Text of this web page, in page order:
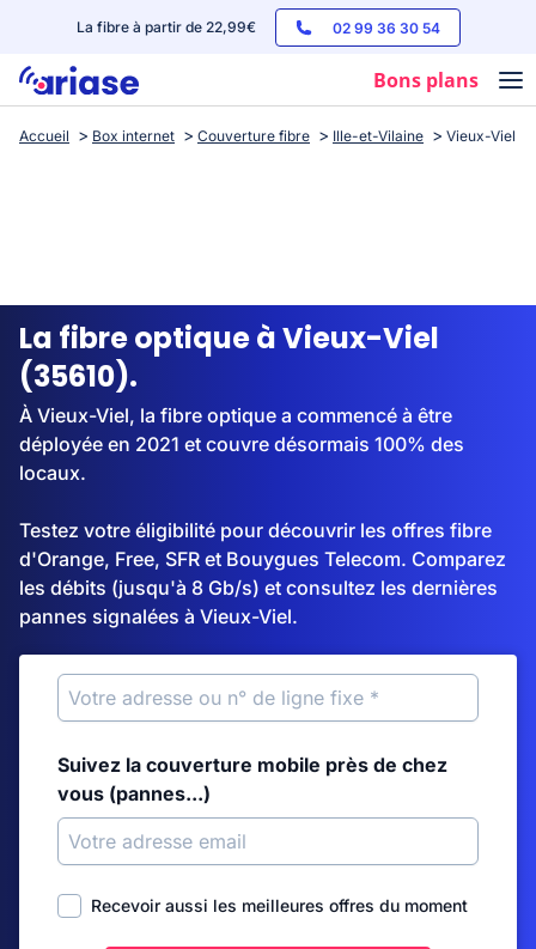
La fibre à partir de 22,99€ 02 99 36 30 54
Bons plans
Box internet
Streaming
Accueil Box internet Couverture fibre Ille-et-Vilaine Vieux-Viel
La fibre optique à Vieux-Viel
(35610).
À Vieux-Viel, la fibre optique a commencé à être
déployée en 2021 et couvre désormais 100% des
locaux.
Testez votre éligibilité pour découvrir les offres fibre
d'Orange, Free, SFR et Bouygues Telecom. Comparez
les débits (jusqu'à 8 Gb/s) et consultez les dernières
pannes signalées à Vieux-Viel.
Suivez la couverture mobile près de chez
vous (pannes...)
Recevoir aussi les meilleures offres du moment